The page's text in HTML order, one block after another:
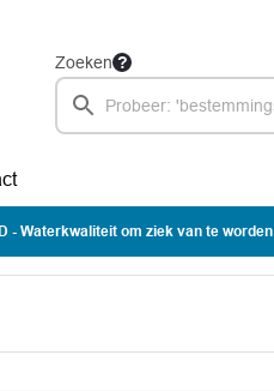
Zoeken
- Waterkwaliteit om ziek van te worden